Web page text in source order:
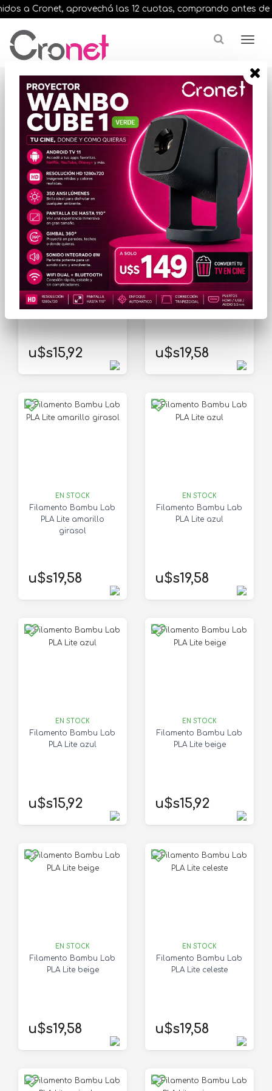
a Cronet, aprovechá las 12 cuotas, comprando antes de
Resultados para "lab pla lite"
¿Buscas una marca en especial?
ORDENAR POR PRECIO
EN STOCK
Filamento Bambu Lab
PLA Lite amarillo
u$s15,92
EN STOCK
Filamento Bambu Lab
PLA Lite amarillo
u$s19,58
EN STOCK
Filamento Bambu Lab
PLA Lite amarillo
girasol
u$s19,58
EN STOCK
Filamento Bambu Lab
PLA Lite azul
u$s19,58
EN STOCK
Filamento Bambu Lab
PLA Lite azul
u$s15,92
EN STOCK
Filamento Bambu Lab
PLA Lite beige
u$s15,92
EN STOCK
Filamento Bambu Lab
PLA Lite beige
u$s19,58
EN STOCK
Filamento Bambu Lab
PLA Lite celeste
u$s19,58